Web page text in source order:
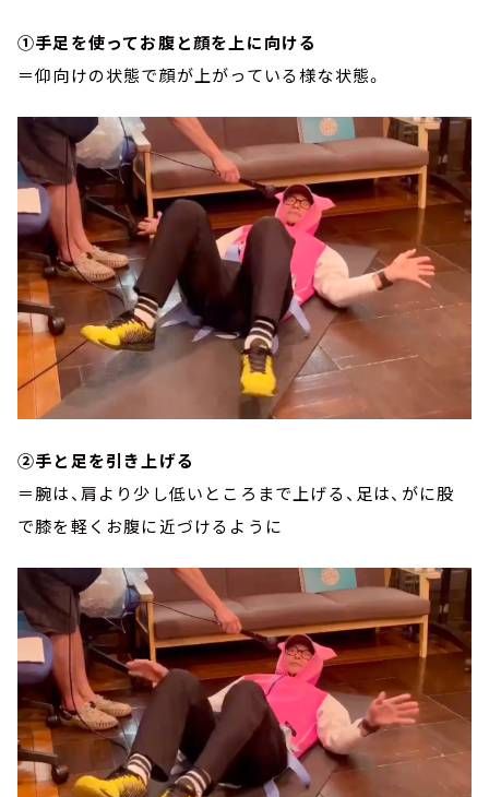
①手足を使ってお腹と顔を上に向ける
＝仰向けの状態で顔が上がっている様な状態。
②手と足を引き上げる
＝腕は、肩より少し低いところまで上げる、足は、がに股
で膝を軽くお腹に近づけるように